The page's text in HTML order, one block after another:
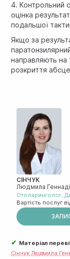
4. Контрольний
оцінка
подальшої
Якщо за
направляють на
розкриття
СІНЧУК
Людмила
Отоларинголог,
Вартість послуг
✔ Матеріал
Сінчук Людмила